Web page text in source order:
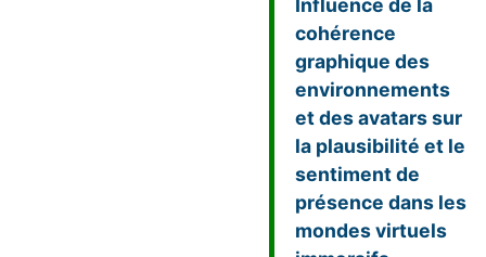
Influence de la
cohérence
graphique des
environnements
et des avatars sur
la plausibilité et le
sentiment de
présence dans les
mondes virtuels